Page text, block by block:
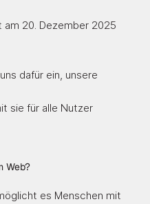
am 20. Dezember 2025
dafür ein, unsere
sie für alle Nutzer
Web?
es Menschen mit